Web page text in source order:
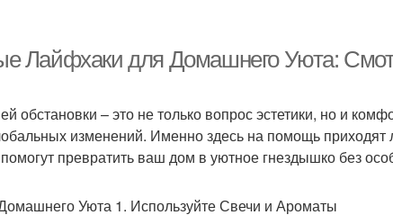
Лайфхаки для Домашнего Уюта:
обстановки – это не только вопрос эстетики, но и
изменений. Именно здесь на помощь приходят
превратить ваш дом в уютное гнездышко без
Уюта 1. Используйте Свечи и Ароматы